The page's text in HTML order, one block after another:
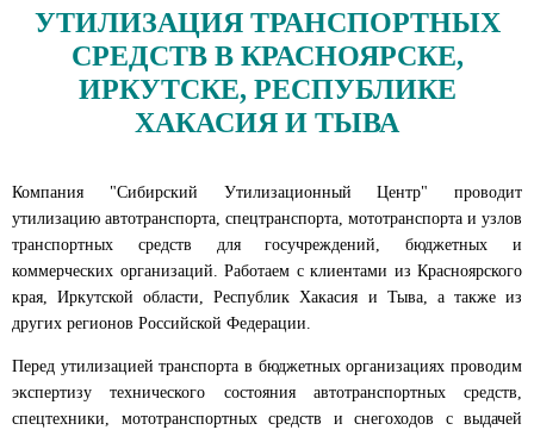
УТИЛИЗАЦИЯ ТРАНСПОРТНЫХ
СРЕДСТВ В КРАСНОЯРСКЕ,
ИРКУТСКЕ, РЕСПУБЛИКЕ
ХАКАСИЯ И ТЫВА
Компания "Сибирский Утилизационный Центр" проводит
утилизацию автотранспорта, спецтранспорта, мототранспорта и узлов
транспортных средств для госучреждений, бюджетных и
коммерческих организаций. Работаем с клиентами из Красноярского
края, Иркутской области, Республик Хакасия и Тыва, а также из
других регионов Российской Федерации.
Перед утилизацией транспорта в бюджетных организациях проводим
экспертизу технического состояния автотранспортных средств,
спецтехники, мототранспортных средств и снегоходов с выдачей